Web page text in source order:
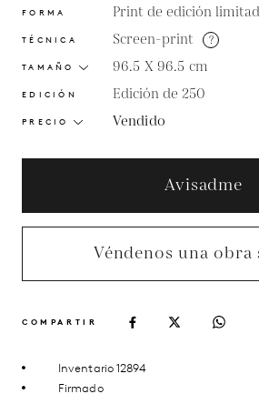
FORMA Print de edición
TÉCNICA Screen-print ?
TAMAÑO 96.5 X 96.5 cm
EDICIÓN Edición de 250
PRECIO Vendido
Avisadme
Véndenos una
COMPARTIR
Inventario 12894
Firmado